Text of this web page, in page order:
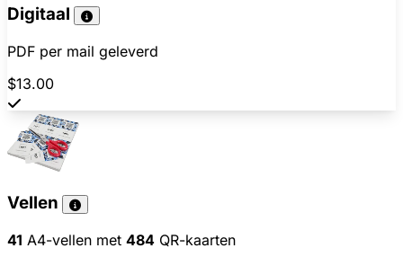
Digitaal
PDF per mail geleverd
$13.00
Vellen
41 A4-vellen met 484 QR-kaarten